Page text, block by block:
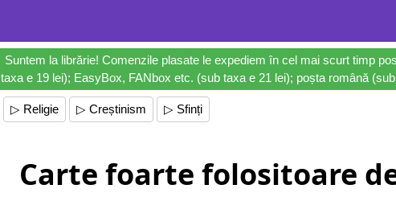
Suntem la librărie! Comenzile plasate le expediem în cel mai scurt timp
taxa e 19 lei); EasyBox, FANbox etc. (sub taxa e 21 lei); poșta română
▷ Religie ▷ Creștinism ▷ Sfinți
Carte foarte folositoare